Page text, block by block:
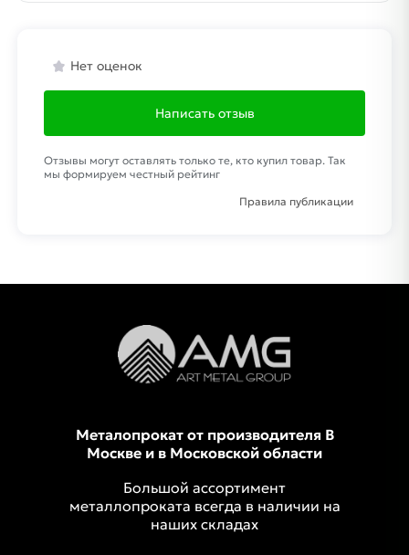
Нет оценок
Написать отзыв
Отзывы могут оставлять только те, кто купил товар. Так
мы формируем честный рейтинг
Правила публикации
Металопрокат от производителя В
Москве и в Московской области
Большой ассортимент
металлопроката всегда в наличии на
наших складах